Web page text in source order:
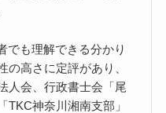
でも理解できる分かり
の高さに定評があり、
人会、行政書士会「尾
TKC神奈川湘南支部」